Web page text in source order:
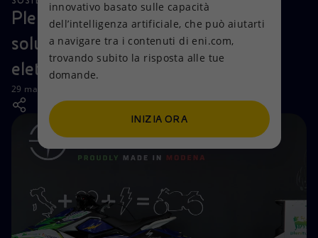
Visione
Mission e valori
Persone e Partnership
Net Zero
Modello satellitare
Energia accessibile
Innovazione
Azioni
Diversificazione energetica
Tecnologie per la transizione
Collaborazioni per l'innovazione
Attività nel mondo
Prodotti
Casa
Imprese
Mobilità
Plenitude ed Energica insieme per
soluzioni innovative per la mobilità
elettrica
29 maggio 2023 - 11:00 CEST
innovativo basato sulle capacità
dell’intelligenza artificiale, che può aiutarti
a navigare tra i contenuti di eni.com,
trovando subito la risposta alle tue
domande.
INIZIA ORA